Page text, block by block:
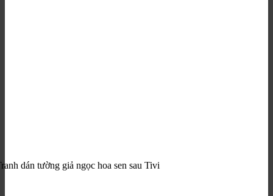
dán tường giả ngọc hoa sen sau Tivi